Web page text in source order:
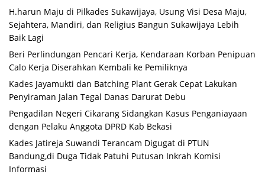
H.harun Maju di Pilkades Sukawijaya, Usung Visi Desa Maju,
Sejahtera, Mandiri, dan Religius Bangun Sukawijaya Lebih
Baik Lagi
Beri Perlindungan Pencari Kerja, Kendaraan Korban Penipuan
Calo Kerja Diserahkan Kembali ke Pemiliknya
Kades Jayamukti dan Batching Plant Gerak Cepat Lakukan
Penyiraman Jalan Tegal Danas Darurat Debu
Pengadilan Negeri Cikarang Sidangkan Kasus Penganiayaan
dengan Pelaku Anggota DPRD Kab Bekasi
Kades Jatireja Suwandi Terancam Digugat di PTUN
Bandung,di Duga Tidak Patuhi Putusan Inkrah Komisi
Informasi